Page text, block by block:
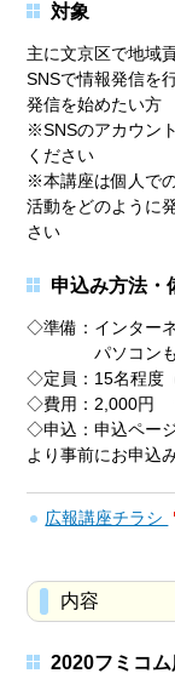
対象
主に文京区で地域
SNSで情報発信を
発信を始めたい方
※SNSのアカウン
ください
※本講座は個人で
活動をどのように
さい
申込み方法・
◇準備：インター
パソコンもし
◇定員：15名程度
◇費用：2,000円
◇申込：申込ペー
より事前にお申込
広報講座チラシ
内容
2020フミコ